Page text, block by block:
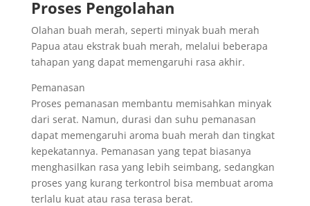
Proses Pengolahan
Olahan buah merah, seperti minyak buah merah
Papua atau ekstrak buah merah, melalui beberapa
tahapan yang dapat memengaruhi rasa akhir.
Pemanasan
Proses pemanasan membantu memisahkan minyak
dari serat. Namun, durasi dan suhu pemanasan
dapat memengaruhi aroma buah merah dan tingkat
kepekatannya. Pemanasan yang tepat biasanya
menghasilkan rasa yang lebih seimbang, sedangkan
proses yang kurang terkontrol bisa membuat aroma
terlalu kuat atau rasa terasa berat.